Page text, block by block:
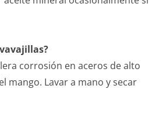
corrosión en aceros de alto
mango. Lavar a mano y secar